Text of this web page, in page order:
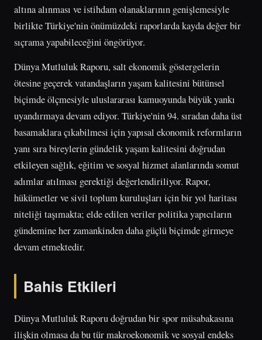
altına alınması ve istihdam olanaklarının genişlemesiyle
birlikte Türkiye'nin önümüzdeki raporlarda kayda değer bir
sıçrama yapabileceğini öngörüyor.
Dünya Mutluluk Raporu, salt ekonomik göstergelerin
ötesine geçerek vatandaşların yaşam kalitesini bütünsel
biçimde ölçmesiyle uluslararası kamuoyunda büyük yankı
uyandırmaya devam ediyor. Türkiye'nin 94. sıradan daha üst
basamaklara çıkabilmesi için yapısal ekonomik reformların
yanı sıra bireylerin gündelik yaşam kalitesini doğrudan
etkileyen sağlık, eğitim ve sosyal hizmet alanlarında somut
adımlar atılması gerektiği değerlendiriliyor. Rapor,
hükümetler ve sivil toplum kuruluşları için bir yol haritası
niteliği taşımakta; elde edilen veriler politika yapıcıların
gündemine her zamankinden daha güçlü biçimde girmeye
devam etmektedir.
Bahis Etkileri
Dünya Mutluluk Raporu doğrudan bir spor müsabakasına
ilişkin olmasa da bu tür makroekonomik ve sosyal endeks